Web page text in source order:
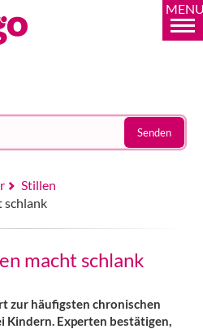
Senden
Stillen
schlank
macht schlank
zur häufigsten chronischen
Kindern. Experten bestätigen,